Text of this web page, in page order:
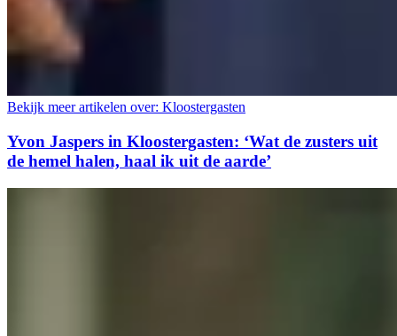
Bekijk meer artikelen over: Kloostergasten
Yvon Jaspers in Kloostergasten: ‘Wat de zusters uit
de hemel halen, haal ik uit de aarde’